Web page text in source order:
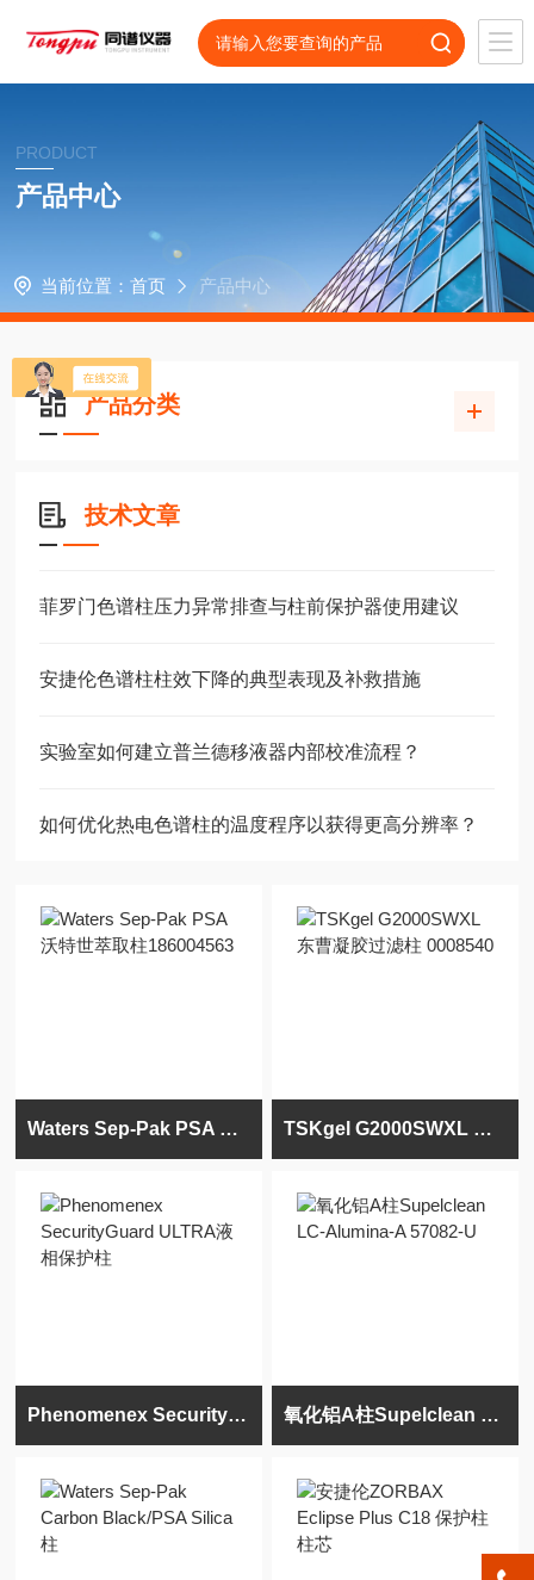
PRODUCT
产品中心
当前位置： 首页 产品中心
产品分类
技术文章
菲罗门色谱柱压力异常排查与柱前保护器使用建议
安捷伦色谱柱柱效下降的典型表现及补救措施
实验室如何建立普兰德移液器内部校准流程？
如何优化热电色谱柱的温度程序以获得更高分辨率？
Waters Sep-Pak PSA 沃特世萃取柱186004563 TSKgel G2000SWXL 东曹凝胶过滤柱 0008540
Phenomenex SecurityGuard ULTRA液相保护柱 氧化铝A柱Supelclean LC-Alumina-A 57082-U